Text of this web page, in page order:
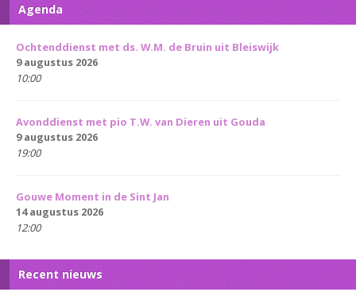
Agenda
Ochtenddienst met ds. W.M. de Bruin uit Bleiswijk
9 augustus 2026
10:00
Avonddienst met pio T.W. van Dieren uit Gouda
9 augustus 2026
19:00
Gouwe Moment in de Sint Jan
14 augustus 2026
12:00
Recent nieuws